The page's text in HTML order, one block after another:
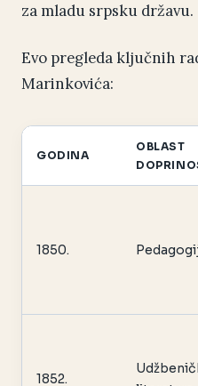
za mladu srpsku državu.
Evo pregleda ključnih
Marinkovića:
GODINA
OBLAST
1850.
1852.